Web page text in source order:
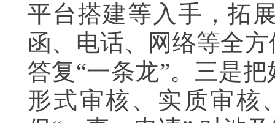
平台搭建等入手，拓
函、电话、网络等全
答复“一条龙”。三是
形式审核、实质审核